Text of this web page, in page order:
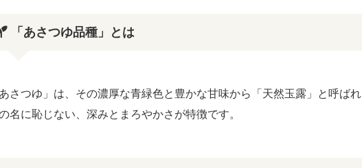
「あさつゆ品種」とは
あさつゆ」は、その濃厚な青緑色と豊かな甘味から「天然玉露」と呼ば
名に恥じない、深みとまろやかさが特徴です。